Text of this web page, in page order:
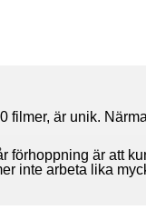
filmer, är unik.
förhoppning är att
inte arbeta lika